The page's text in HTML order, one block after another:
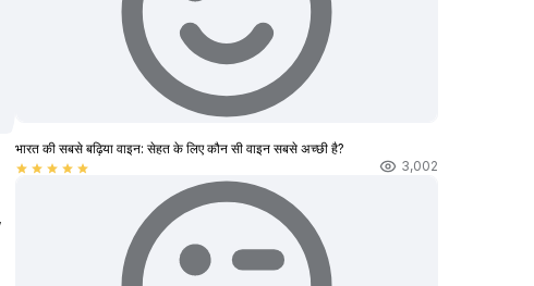
भारत की सबसे बढ़िया वाइन: सेहत के लिए कौन सी वाइन सबसे अच्छी है?
star star star star star 3,002